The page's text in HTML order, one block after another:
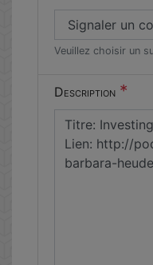
Veuillez choisir un
Description *